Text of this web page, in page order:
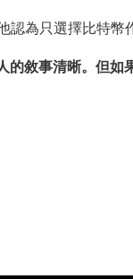
為只選擇比特幣
敘事清晰。但如